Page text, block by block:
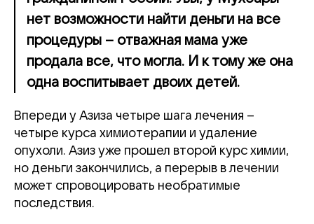
нет возможности найти деньги на все
процедуры – отважная мама уже
продала все, что могла. И к тому же она
одна воспитывает двоих детей.
Впереди у Азиза четыре шага лечения –
четыре курса химиотерапии и удаление
опухоли. Азиз уже прошел второй курс химии,
но деньги закончились, а перерыв в лечении
может спровоцировать необратимые
последствия.